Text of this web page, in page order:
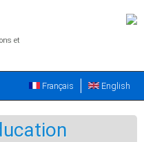
et
English
Français